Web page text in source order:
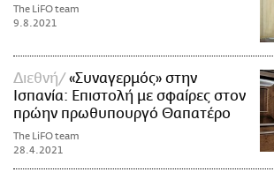
The LiFO team
9.8.2021
Διεθνή
«Συναγερμός» στην
Ισπανία: Επιστολή με σφαίρες στον
πρώην πρωθυπουργό Θαπατέρο
The LiFO team
28.4.2021